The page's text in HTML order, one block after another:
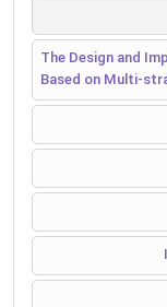
The Design and
Based on Multi-